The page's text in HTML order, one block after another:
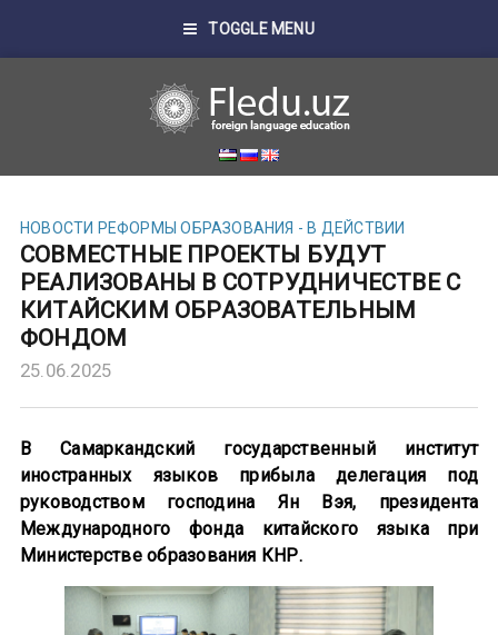
TOGGLE MENU
НОВОСТИ РЕФОРМЫ ОБРАЗОВАНИЯ - В ДЕЙСТВИИ
СОВМЕСТНЫЕ ПРОЕКТЫ БУДУТ
РЕАЛИЗОВАНЫ В СОТРУДНИЧЕСТВЕ С
КИТАЙСКИМ ОБРАЗОВАТЕЛЬНЫМ
ФОНДОМ
25.06.2025
В Самаркандский государственный институт
иностранных языков прибыла делегация под
руководством господина Ян Вэя, президента
Международного фонда китайского языка при
Министерстве образования КНР.